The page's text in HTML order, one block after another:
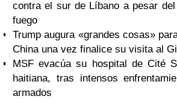
contra el sur de Líbano a pesar
fuego
Trump augura «grandes cosas»
China una vez finalice su visita al
MSF evacúa su hospital de Cité
haitiana, tras intensos
armados